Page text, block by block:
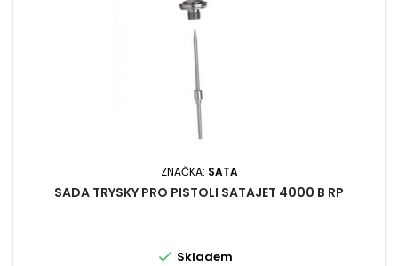
ZNAČKA: SATA
SADA TRYSKY PRO PISTOLI SATAJET 4000 B RP
 Skladem